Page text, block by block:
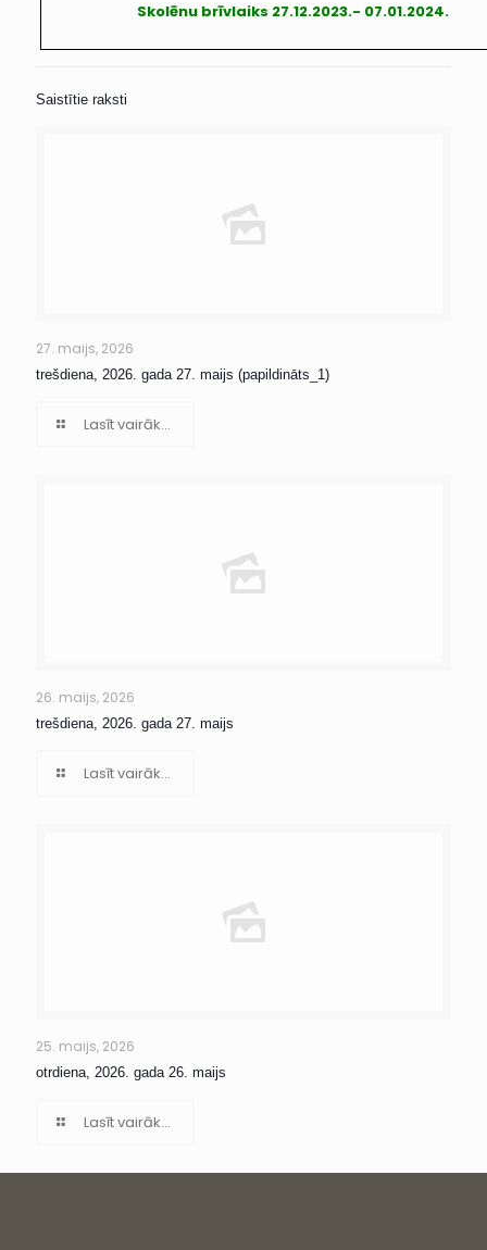
Skolēnu brīvlaiks 27.12.2023.- 07.01.2024.
Saistītie raksti
27. maijs, 2026
trešdiena, 2026. gada 27. maijs (papildināts_1)
Lasīt vairāk...
26. maijs, 2026
trešdiena, 2026. gada 27. maijs
Lasīt vairāk...
25. maijs, 2026
otrdiena, 2026. gada 26. maijs
Lasīt vairāk...